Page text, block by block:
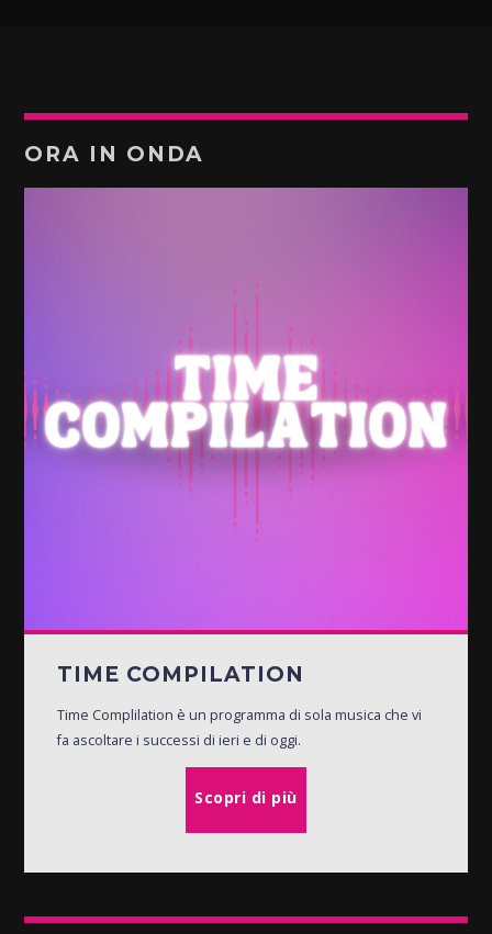
ORA IN ONDA
TIME COMPILATION
Time Complilation è un programma di sola musica che vi
fa ascoltare i successi di ieri e di oggi.
Scopri di più